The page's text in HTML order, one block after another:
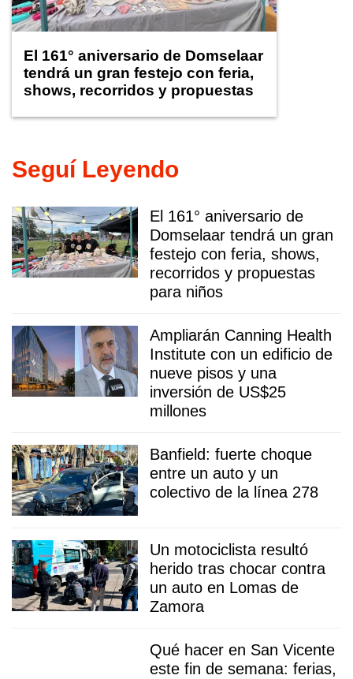
El 161° aniversario de Domselaar
tendrá un gran festejo con feria,
shows, recorridos y propuestas
Seguí Leyendo
El 161° aniversario de
Domselaar tendrá un gran
festejo con feria, shows,
recorridos y propuestas
para niños
Ampliarán Canning Health
Institute con un edificio de
nueve pisos y una
inversión de US$25
millones
Banfield: fuerte choque
entre un auto y un
colectivo de la línea 278
Un motociclista resultó
herido tras chocar contra
un auto en Lomas de
Zamora
Qué hacer en San Vicente
este fin de semana: ferias,